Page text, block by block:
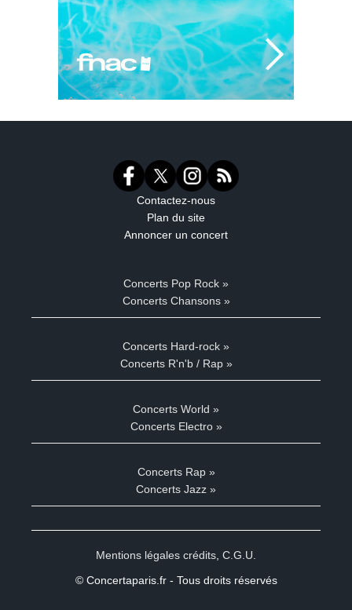
Contactez-nous
Plan du site
Annoncer un concert
Concerts Pop Rock »
Concerts Chansons »
Concerts Hard-rock »
Concerts R'n'b / Rap »
Concerts World »
Concerts Electro »
Concerts Rap »
Concerts Jazz »
Mentions légales crédits C.G.U.
© Concertaparis.fr - Tous droits réservés